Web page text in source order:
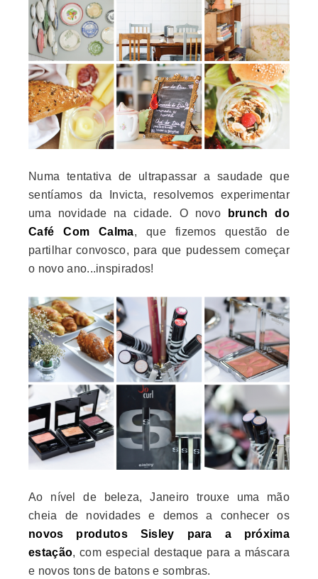
Numa tentativa de ultrapassar a saudade que
sentíamos da Invicta, resolvemos experimentar
uma novidade na cidade. O novo
brunch do
Café Com Calma, que fizemos questão de
partilhar convosco, para que pudessem começar
o novo ano...inspirados!
Ao nível de beleza, Janeiro trouxe uma mão
cheia de novidades e demos a conhecer os
novos produtos Sisley para a próxima
estação, com especial destaque para a máscara
e novos tons de batons e sombras.